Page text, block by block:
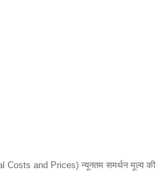
Costs and Prices) न्यूनतम समर्थन मूल्य की